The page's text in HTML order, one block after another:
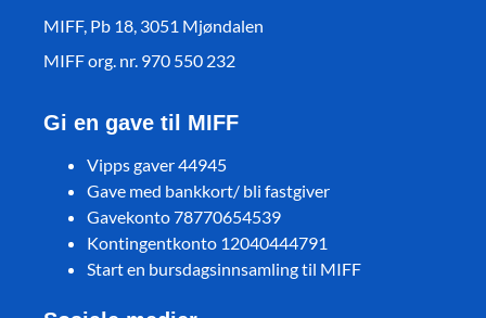
MIFF, Pb 18, 3051 Mjøndalen
MIFF org. nr. 970 550 232
Gi en gave til MIFF
Vipps gaver 44945
Gave med bankkort/ bli fastgiver
Gavekonto 78770654539
Kontingentkonto 12040444791
Start en bursdagsinnsamling til MIFF